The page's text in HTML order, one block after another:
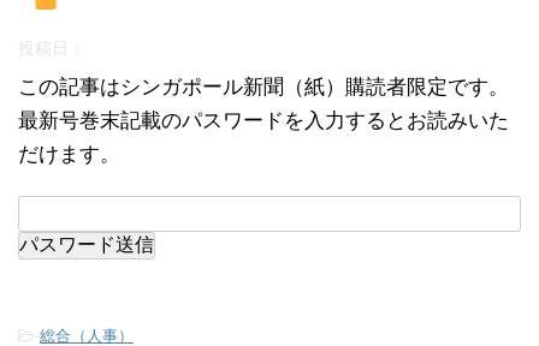
投稿日：
この記事はシンガポール新聞（紙）購読者限定です。
最新号巻末記載のパスワードを入力するとお読みいた
だけます。
-総合（人事）